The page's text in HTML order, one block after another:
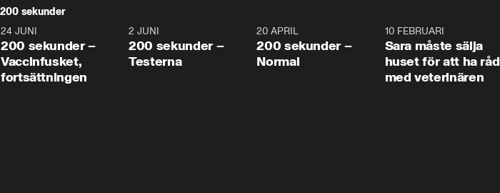
200 sekunder
5:00
24 JUNI
200 sekunder –
Vaccinfusket,
fortsättningen
4:23
2 JUNI
200 sekunder –
Testerna
20 APRIL
200 sekunder –
Normal
10 FEBRUARI
Sara måste sälja
huset för att ha råd
med veterinären